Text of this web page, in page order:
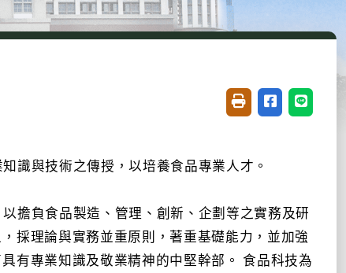
友善列印(開新視窗)
分享至臉書(
分享至
識與技術之傳授，以培養食品專業人才。
擔負食品製造、管理、創新、企劃等之實務及研
採理論與實務並重原則，著重基礎能力，並加強
有專業知識及敬業精神的中堅幹部。 食品科技為